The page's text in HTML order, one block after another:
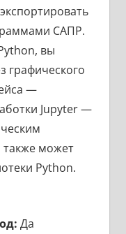
САПР.
вы
графического
—
Jupyter —
может
Python.
Да